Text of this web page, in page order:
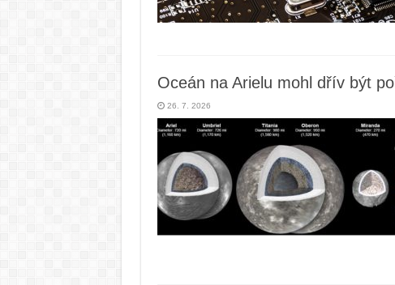
Oceán na Arielu mohl dřív být
26. 7. 2026